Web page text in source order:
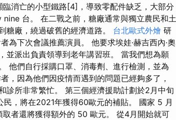
消亡的小型鐵路[4]，導致零配件缺乏，大部分
台。 在二戰之前，糖廠通常與獨立農民和土
糖廠，繞過破舊的經濟道路。 台北歐式外燴 研
下次會議推薦演員。 他要求埃娃·赫吉西內·奧
並派出負責領導到老年講習班。 當我們想為願
他們自行採購口罩、消毒劑、進行檢測，並為
，因為他們因疫情而遇到的問題已經夠多了，
診所非常繁忙。 第三個經濟援助計劃於2月中旬
，將在2021年獲得60歐元的補貼。 國家 5 月
取者還將獲得額外的 50 歐元。 從4月開始就可